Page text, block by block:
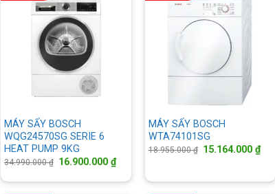
MÁY SẤY BOSCH
WQG24570SG SERIE 6
HEAT PUMP 9KG
34.990.000₫ Giá
là:
16.900.000₫Giá
hiện
tại
MÁY SẤY BOSCH
WTA74101SG
18.955.000₫ Giá
15.164.000₫Giá
hiện